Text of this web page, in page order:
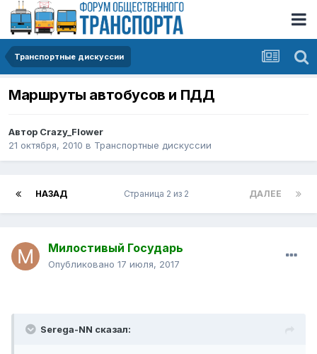
Транспортные дискуссии
Маршруты автобусов и ПДД
Автор Crazy_Flower
21 октября, 2010 в Транспортные дискуссии
НАЗАД ДАЛЕЕ
Страница 2 из 2
Милостивый Государь
Опубликовано 17 июля, 2017
Serega-NN сказал: